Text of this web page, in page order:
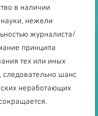
в наличии
нежели
журналиста/
принципа
тех или иных
следовательно шанс
неработающих